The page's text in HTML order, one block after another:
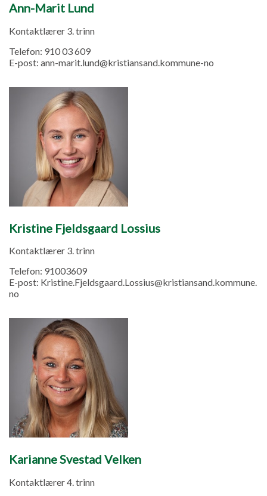
Ann-Marit Lund
Kontaktlærer 3. trinn
Telefon: 910 03 609
E-post: ann-marit.lund@kristiansand.kommune-no
Kristine Fjeldsgaard Lossius
Kontaktlærer 3. trinn
Telefon: 91003609
E-post: Kristine.Fjeldsgaard.Lossius@kristiansand.kommune.
no
Karianne Svestad Velken
Kontaktlærer 4. trinn